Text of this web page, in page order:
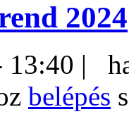
2024
13:40 |
belépés